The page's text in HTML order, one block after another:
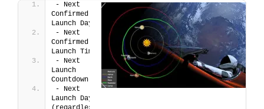
- Next
Confirmed
Launch Day
- Next
Confirmed
Launch Time
- Next
Launch
Countdown
- Next
Launch Day